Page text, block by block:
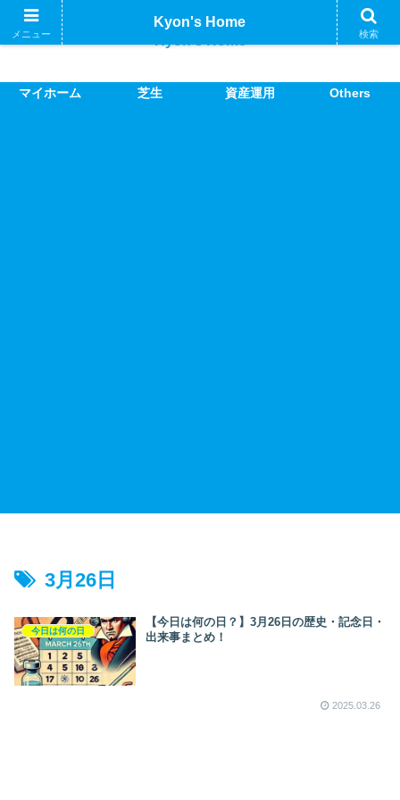
マイホーム 芝生 資産運用 Others
3月26日
今日は何の日
【今日は何の日？】3月26日の歴史・記念日・
出来事まとめ！
2025.03.26
メニュー
Kyon's Home
検索